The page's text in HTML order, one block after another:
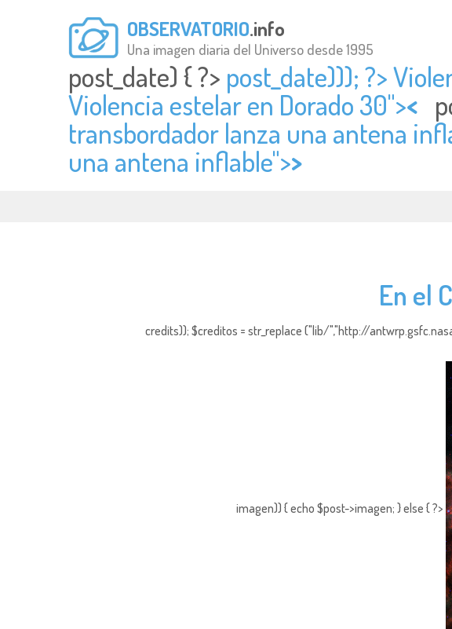
OBSERVATORIO.info
Una imagen diaria del Universo desde 1995
post_date) { ?> post_date))); ?>
Violencia estelar en Dorado 30"><
transbordador lanza una antena
una antena inflable">>
En el
credits)); $creditos = str_replace ("lib/","http://
imagen)) { echo $post->imagen; } else { ?>